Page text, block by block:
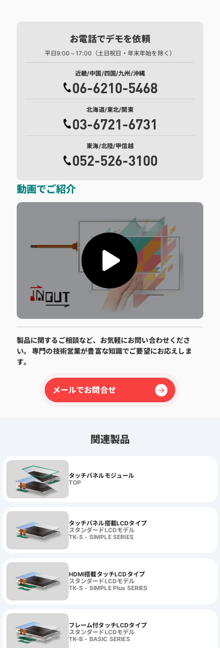
お電話でデモを依頼
平日9:00～17:00（土日祝日・年末年始を除く）
近畿/中国/四国/九州/沖縄
06-6210-5468
北海道/東北/関東
03-6721-6731
東海/北陸/甲信越
052-526-3100
動画でご紹介
製品に関するご相談など、お気軽にお問い合わせくださ
い。 専門の技術営業が豊富な知識でご要望にお応えしま
す。
メールでお問合せ →
関連製品
タッチパネルモジュール
TOP
タッチパネル搭載LCDタイプ
スタンダードLCDモデル
TK-S - SIMPLE SERIES
HDMI搭載タッチLCDタイプ
スタンダードLCDモデル
TK-S - SIMPLE Plus SERIES
フレーム付タッチLCDタイプ
スタンダードLCDモデル
TK-B - BASIC SERIES